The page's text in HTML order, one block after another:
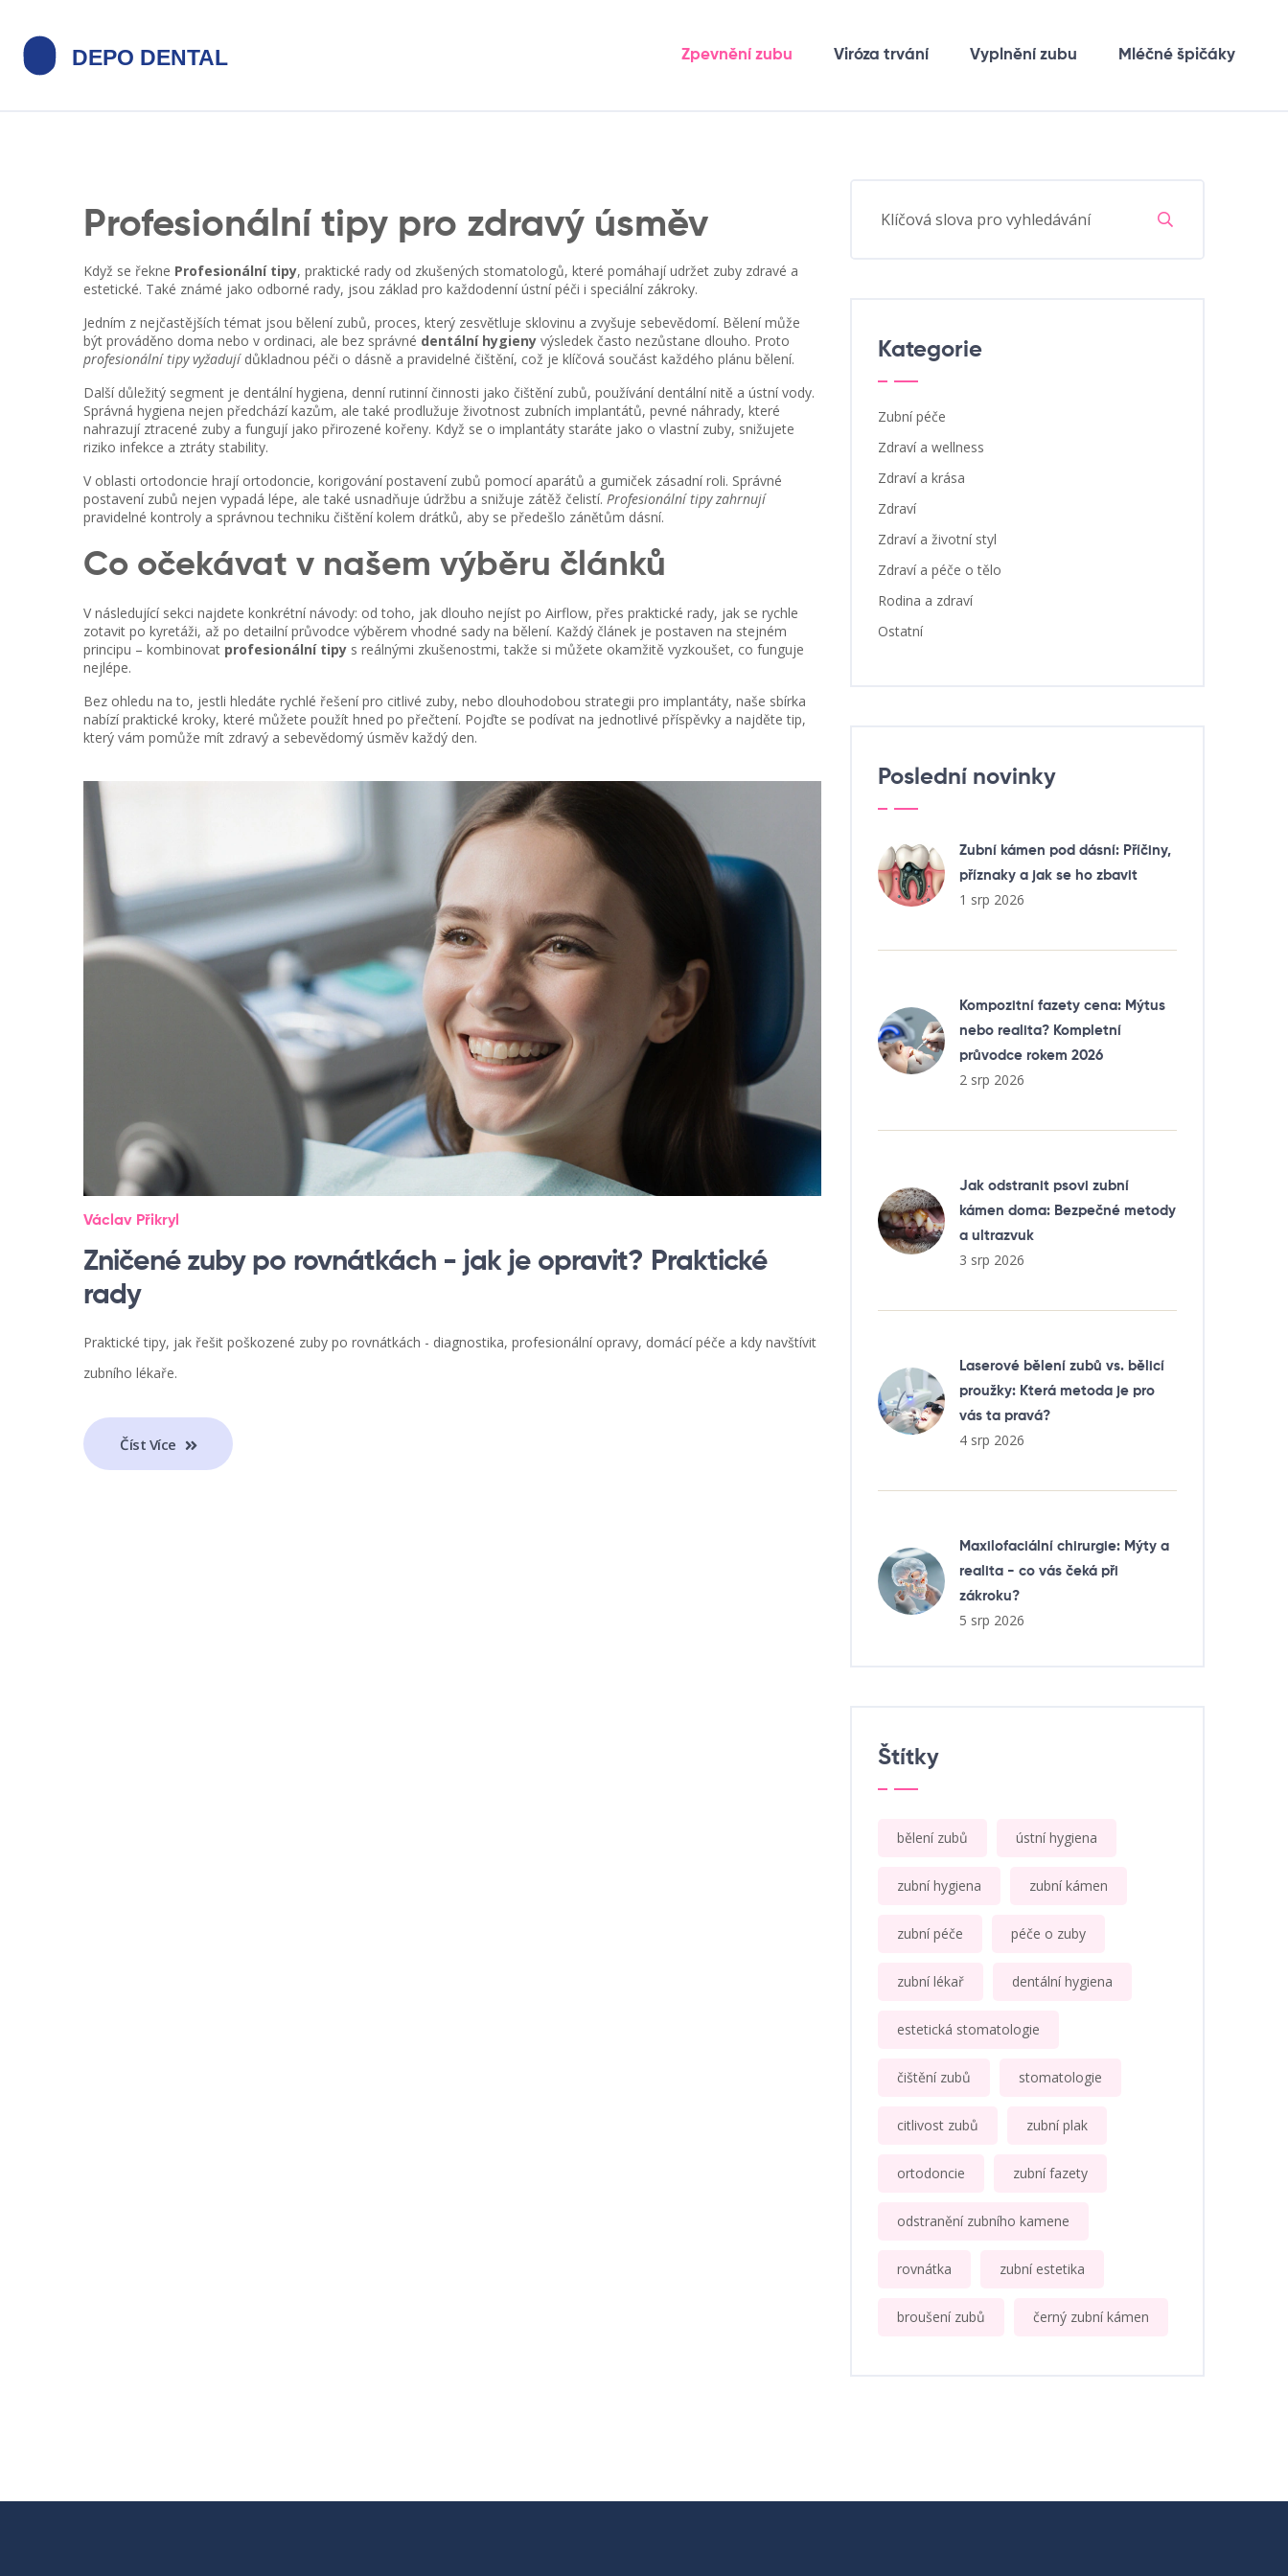
Zpevnění zubu Viróza trvání Vyplnění zubu Mléčné špičáky
Profesionální tipy pro zdravý úsměv
Když se řekne Profesionální tipy, praktické rady od zkušených stomatologů, které pomáhají udržet zuby zdravé a
estetické. Také známé jako odborné rady, jsou základ pro každodenní ústní péči i speciální zákroky.
Jedním z nejčastějších témat jsou bělení zubů, proces, který zesvětluje sklovinu a zvyšuje sebevědomí. Bělení může
být prováděno doma nebo v ordinaci, ale bez správné dentální hygieny výsledek často nezůstane dlouho. Proto
profesionální tipy vyžadujídůkladnou péči o dásně a pravidelné čištění, což je klíčová součást každého plánu bělení.
Další důležitý segment je dentální hygiena, denní rutinní činnosti jako čištění zubů, používání dentální nitě a ústní vody.
Správná hygiena nejen předchází kazům, ale také prodlužuje životnost zubních implantátů, pevné náhrady, které
nahrazují ztracené zuby a fungují jako přirozené kořeny. Když se o implantáty staráte jako o vlastní zuby, snižujete
riziko infekce a ztráty stability.
V oblasti ortodoncie hrají ortodoncie, korigování postavení zubů pomocí aparátů a gumiček zásadní roli. Správné
postavení zubů nejen vypadá lépe, ale také usnadňuje údržbu a snižuje zátěž čelistí. Profesionální tipy zahrnují
pravidelné kontroly a správnou techniku čištění kolem drátků, aby se předešlo zánětům dásní.
Co očekávat v našem výběru článků
V následující sekci najdete konkrétní návody: od toho, jak dlouho nejíst po Airflow, přes praktické rady, jak se rychle
zotavit po kyretáži, až po detailní průvodce výběrem vhodné sady na bělení. Každý článek je postaven na stejném
principu – kombinovat profesionální tipy s reálnými zkušenostmi, takže si můžete okamžitě vyzkoušet, co funguje
nejlépe.
Bez ohledu na to, jestli hledáte rychlé řešení pro citlivé zuby, nebo dlouhodobou strategii pro implantáty, naše sbírka
nabízí praktické kroky, které můžete použít hned po přečtení. Pojďte se podívat na jednotlivé příspěvky a najděte tip,
který vám pomůže mít zdravý a sebevědomý úsměv každý den.
Václav Přikryl
Zničené zuby po rovnátkách - jak je opravit? Praktické
rady
Praktické tipy, jak řešit poškozené zuby po rovnátkách - diagnostika, profesionální opravy, domácí péče a kdy navštívit
zubního lékaře.
Číst Více
Kategorie
Zubní péče
Zdraví a wellness
Zdraví a krása
Zdraví
Zdraví a životní styl
Zdraví a péče o tělo
Rodina a zdraví
Ostatní
Poslední novinky
Zubní kámen pod dásní: Příčiny,
příznaky a jak se ho zbavit
1 srp 2026
Kompozitní fazety cena: Mýtus
nebo realita? Kompletní
průvodce rokem 2026
2 srp 2026
Jak odstranit psovi zubní
kámen doma: Bezpečné metody
a ultrazvuk
3 srp 2026
Laserové bělení zubů vs. bělicí
proužky: Která metoda je pro
vás ta pravá?
4 srp 2026
Maxilofaciální chirurgie: Mýty a
realita - co vás čeká při
zákroku?
5 srp 2026
Štítky
bělení zubů ústní hygiena
zubní hygiena zubní kámen
zubní péče péče o zuby
zubní lékař dentální hygiena
estetická stomatologie
čištění zubů stomatologie
citlivost zubů zubní plak
ortodoncie zubní fazety
odstranění zubního kamene
rovnátka zubní estetika
broušení zubů černý zubní kámen